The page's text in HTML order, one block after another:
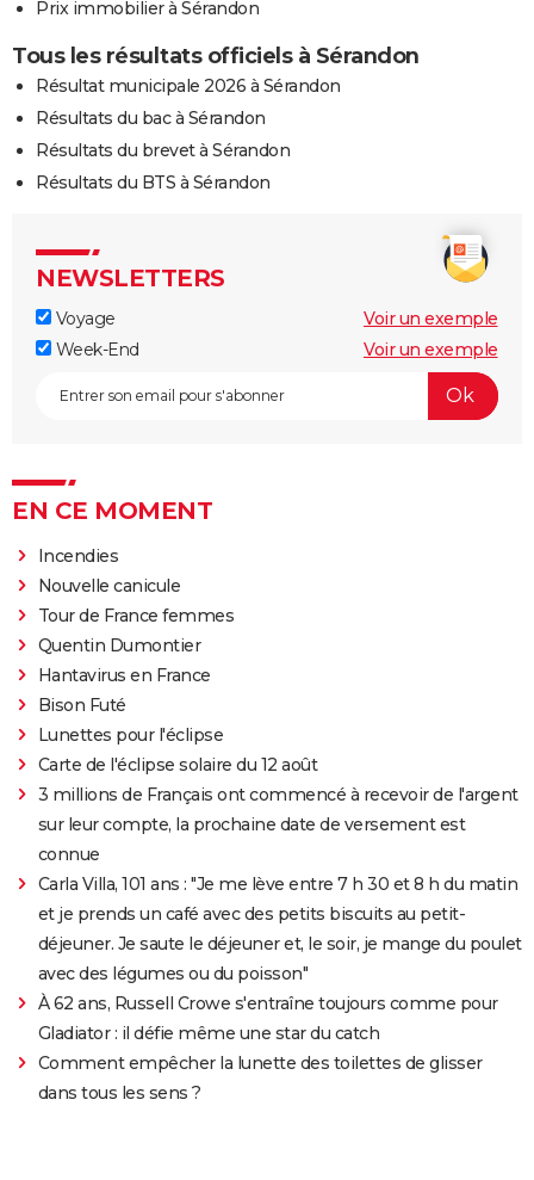
Prix immobilier à Sérandon
Tous les résultats officiels à Sérandon
Résultat municipale 2026 à Sérandon
Résultats du bac à Sérandon
Résultats du brevet à Sérandon
Résultats du BTS à Sérandon
NEWSLETTERS
Voyage
Voir un exemple
Week-End
Voir un exemple
EN CE MOMENT
Incendies
Nouvelle canicule
Tour de France femmes
Quentin Dumontier
Hantavirus en France
Bison Futé
Lunettes pour l'éclipse
Carte de l'éclipse solaire du 12 août
3 millions de Français ont commencé à recevoir de l'argent
sur leur compte, la prochaine date de versement est
connue
Carla Villa, 101 ans : "Je me lève entre 7 h 30 et 8 h du matin
et je prends un café avec des petits biscuits au petit-
déjeuner. Je saute le déjeuner et, le soir, je mange du poulet
avec des légumes ou du poisson"
À 62 ans, Russell Crowe s'entraîne toujours comme pour
Gladiator : il défie même une star du catch
Comment empêcher la lunette des toilettes de glisser
dans tous les sens ?